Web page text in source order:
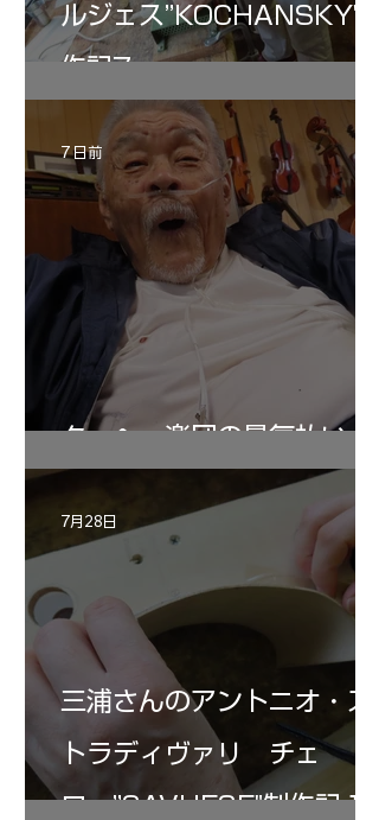
ルジェス”KOCHANSKY"制
作記7
ターヘー楽団の暑気払い
7 日前
三浦さんのアントニオ・ス
トラディヴァリ チェ
ロ ”SAVUESE"制作記１2
7月28日